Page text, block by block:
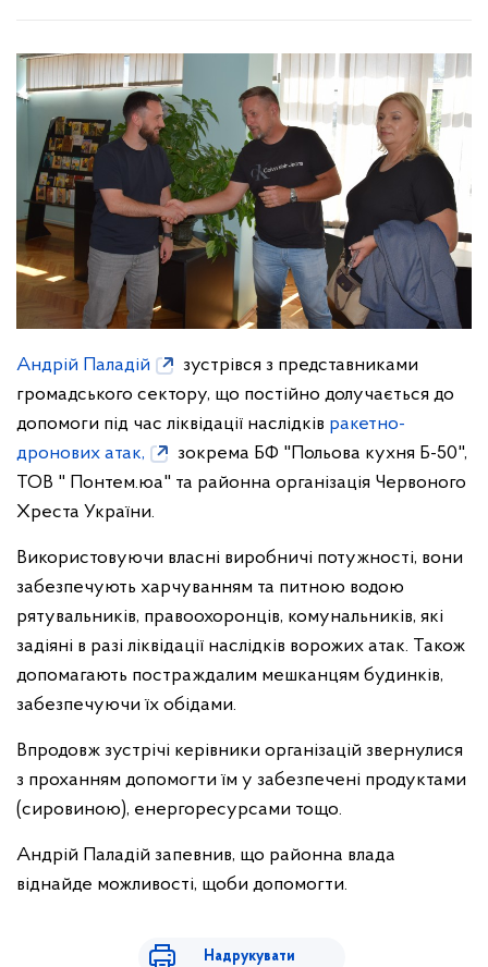
Андрій Паладій
зустрівся з представниками
громадського сектору, що постійно долучається до
допомоги під час ліквідації наслідків ракетно-
дронових атак,
зокрема БФ "Польова кухня Б-50",
ТОВ " Понтем.юа" та районна організація Червоного
Хреста України.
Використовуючи власні виробничі потужності, вони
забезпечують харчуванням та питною водою
рятувальників, правоохоронців, комунальників, які
задіяні в разі ліквідації наслідків ворожих атак. Також
допомагають постраждалим мешканцям будинків,
забезпечуючи їх обідами.
Впродовж зустрічі керівники організацій звернулися
з проханням допомогти їм у забезпечені продуктами
(сировиною), енергоресурсами тощо.
Андрій Паладій запевнив, що районна влада
віднайде можливості, щоби допомогти.
Надрукувати